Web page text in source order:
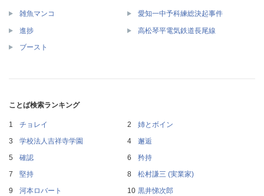
雑魚マンコ 愛知一中予科練総決起事件
進捗 高松琴平電気鉄道長尾線
ブースト
ことば検索ランキング
チョレイ
姉とボイン
学校法人吉祥寺学園
邂逅
確認
矜持
堅持
松村謙三 (実業家)
河本ロバート
黒井悌次郎